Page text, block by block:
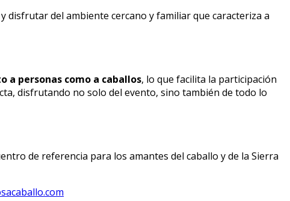
disfrutar del ambiente cercano y familiar que caracteriza a
personas como a caballos, lo que facilita la participación
disfrutando no solo del evento, sino también de todo lo
de referencia para los amantes del caballo y de la Sierra